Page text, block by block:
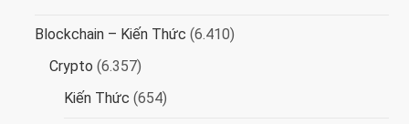
gBlockchain – Kiến Thức (6.410)
Crypto (6.357)
Kiến Thức (654)